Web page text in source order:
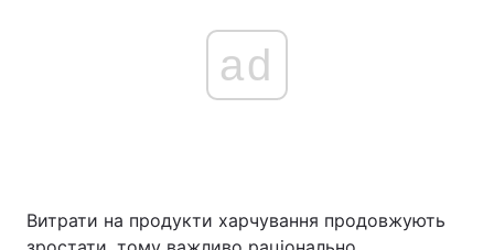
ad
Витрати на продукти харчування продовжують